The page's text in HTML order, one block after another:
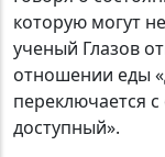
которую могут
ученый Глазов
отношении еды
переключается
доступный».